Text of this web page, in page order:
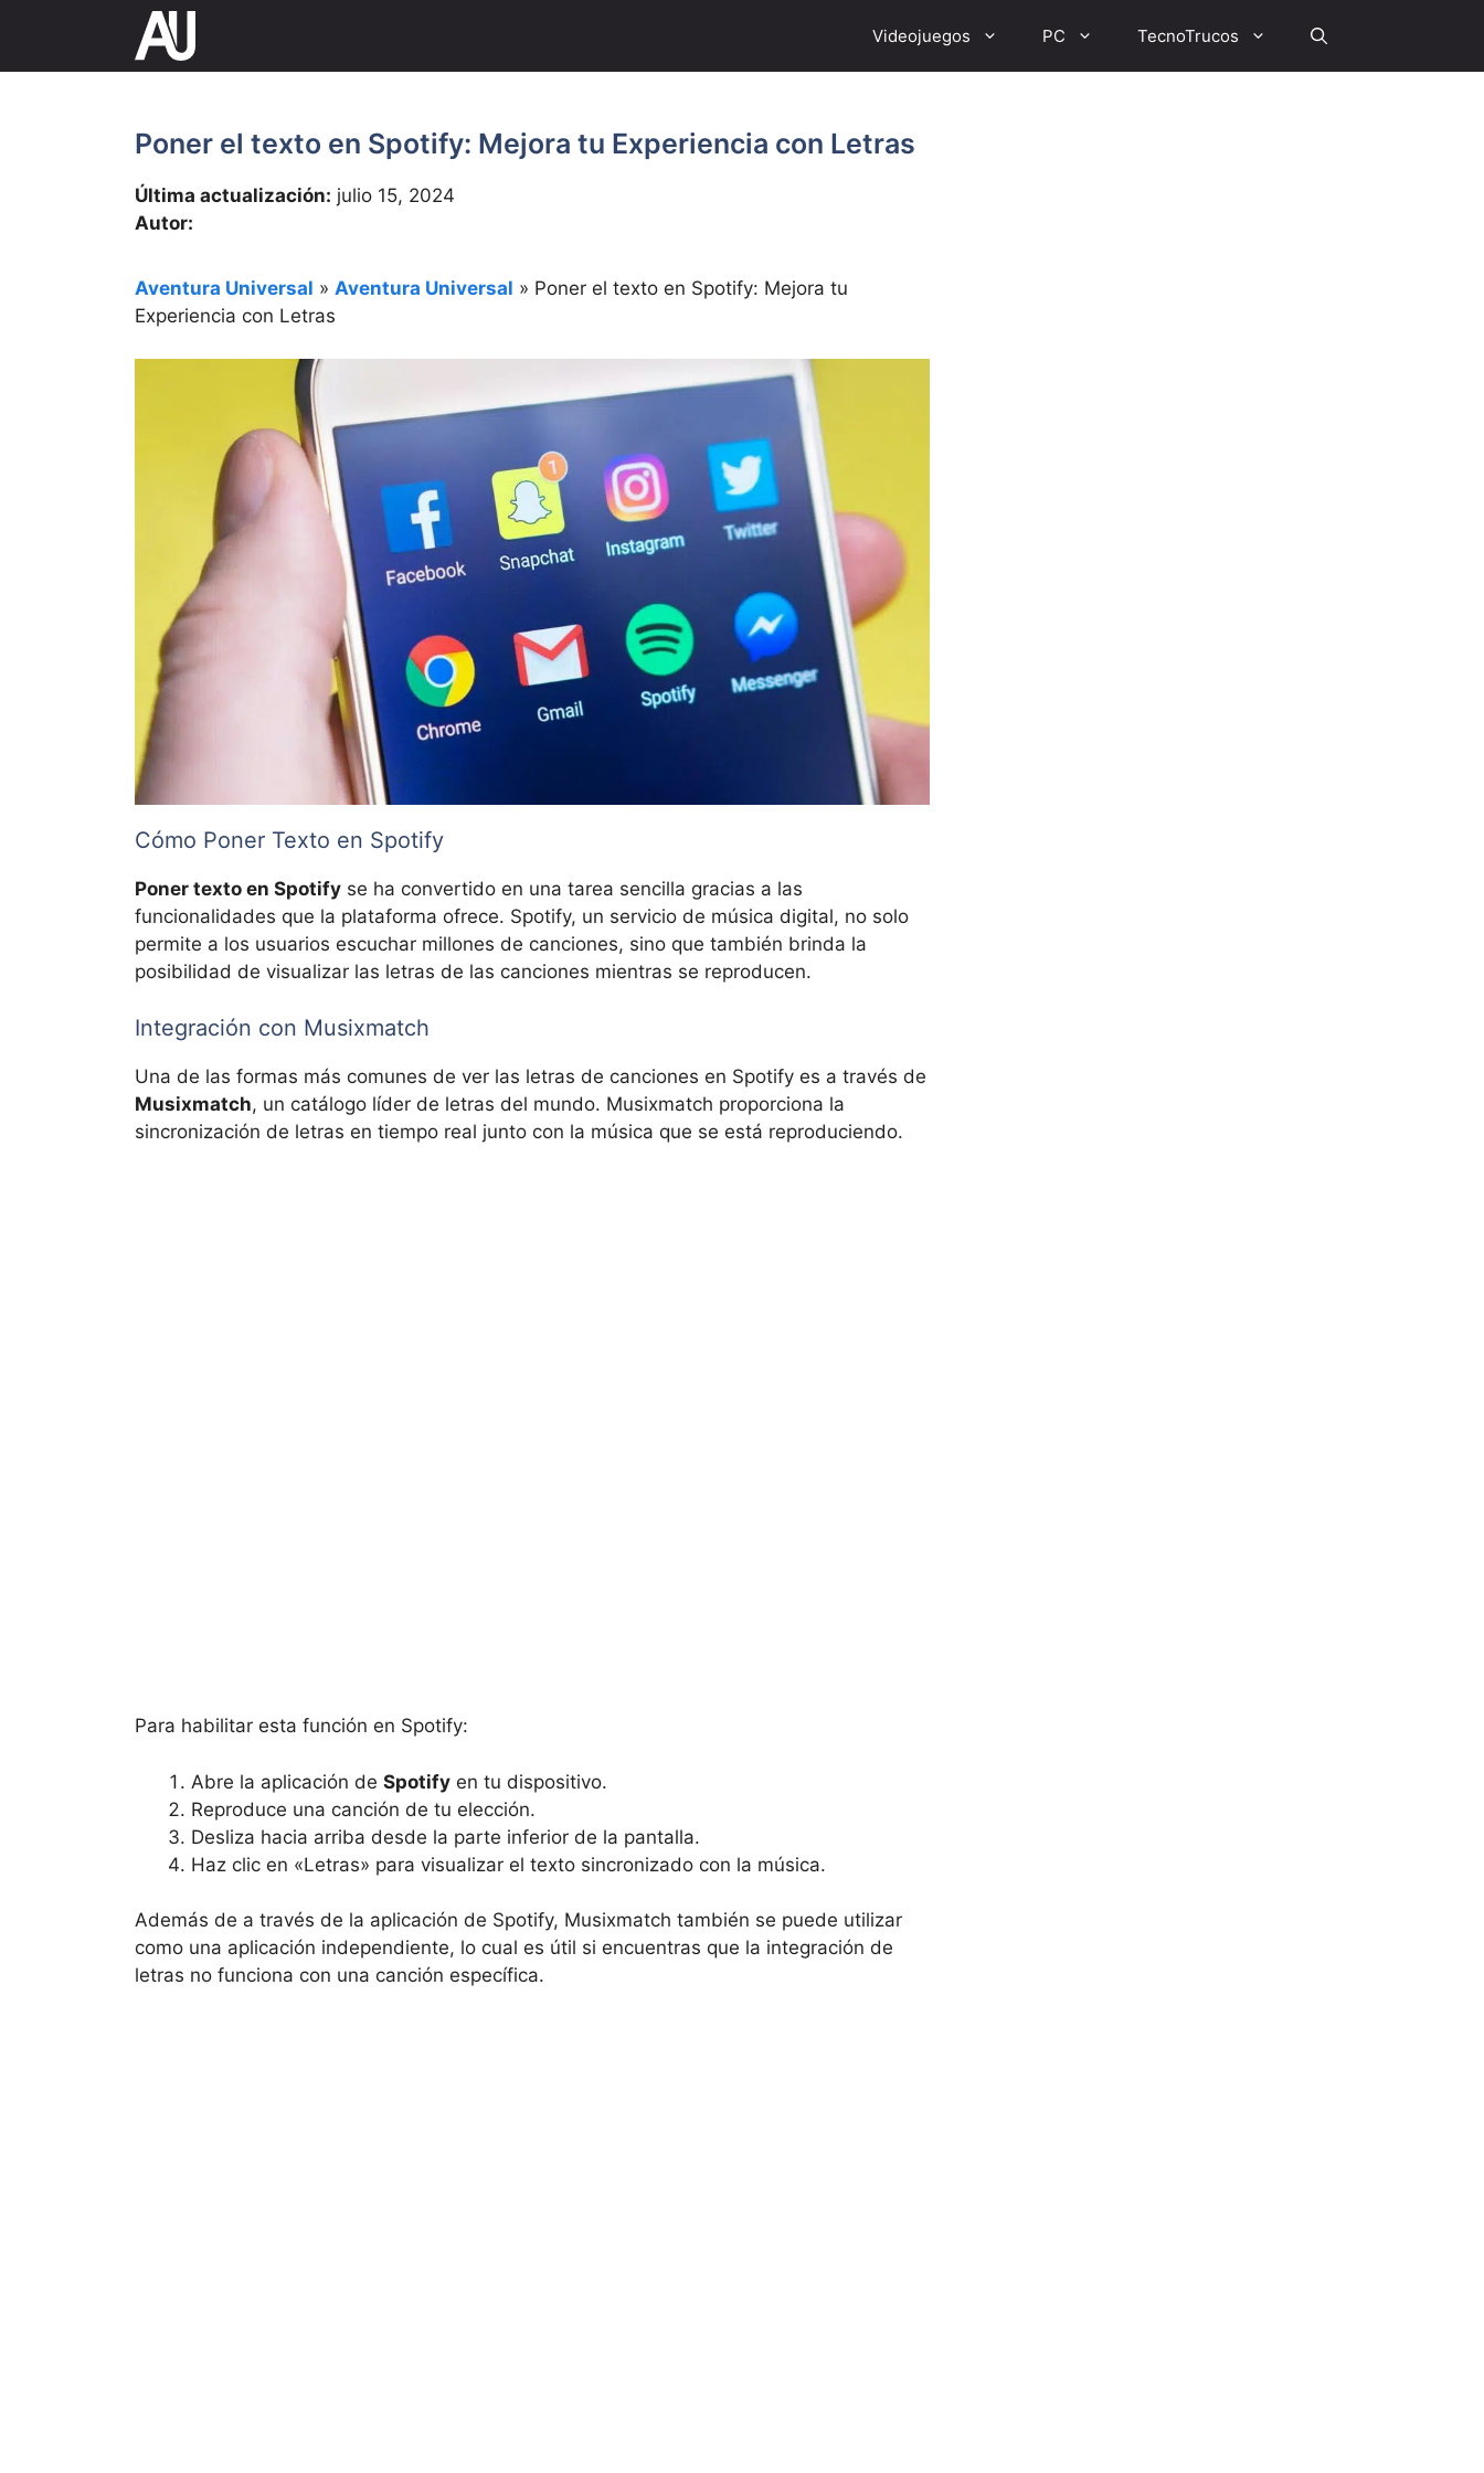
contenido
Videojuegos PC TecnoTrucos
Poner el texto en Spotify: Mejora tu Experiencia con Letras
Última actualización: julio 15, 2024
Autor:
Aventura Universal » Aventura Universal » Poner el texto en Spotify: Mejora tu
Experiencia con Letras
Cómo Poner Texto en Spotify
Poner texto en Spotify se ha convertido en una tarea sencilla gracias a las
funcionalidades que la plataforma ofrece. Spotify, un servicio de música digital, no solo
permite a los usuarios escuchar millones de canciones, sino que también brinda la
posibilidad de visualizar las letras de las canciones mientras se reproducen.
Integración con Musixmatch
Una de las formas más comunes de ver las letras de canciones en Spotify es a través de
Musixmatch, un catálogo líder de letras del mundo. Musixmatch proporciona la
sincronización de letras en tiempo real junto con la música que se está reproduciendo.
Para habilitar esta función en Spotify:
Abre la aplicación de Spotify en tu dispositivo.
Reproduce una canción de tu elección.
Desliza hacia arriba desde la parte inferior de la pantalla.
Haz clic en «Letras» para visualizar el texto sincronizado con la música.
Además de a través de la aplicación de Spotify, Musixmatch también se puede utilizar
como una aplicación independiente, lo cual es útil si encuentras que la integración de
letras no funciona con una canción específica.